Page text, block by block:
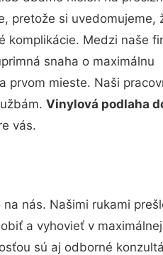
pretože si uvedomujeme,
komplikácie. Medzi naše
snaha o maximálnu
prvom mieste. Naši
Vinylová podlaha
vás.
na nás. Našimi rukami
a vyhovieť v
sú aj odborné